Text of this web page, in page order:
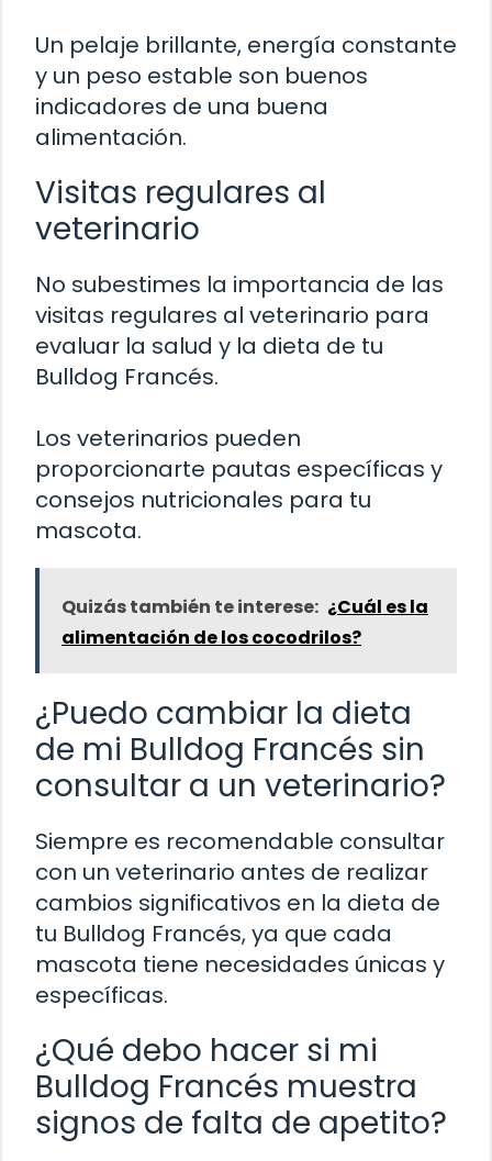
Un pelaje brillante, energía constante
y un peso estable son buenos
indicadores de una buena
alimentación.
Visitas regulares al
veterinario
No subestimes la importancia de las
visitas regulares al veterinario para
evaluar la salud y la dieta de tu
Bulldog Francés.
Los veterinarios pueden
proporcionarte pautas específicas y
consejos nutricionales para tu
mascota.
Quizás también te interese: ¿Cuál es la
alimentación de los cocodrilos?
¿Puedo cambiar la dieta
de mi Bulldog Francés sin
consultar a un veterinario?
Siempre es recomendable consultar
con un veterinario antes de realizar
cambios significativos en la dieta de
tu Bulldog Francés, ya que cada
mascota tiene necesidades únicas y
específicas.
¿Qué debo hacer si mi
Bulldog Francés muestra
signos de falta de apetito?